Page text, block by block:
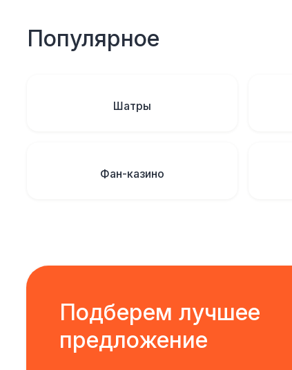
Популярное
Шатры
Фан-казино
Подберем лучшее
предложение